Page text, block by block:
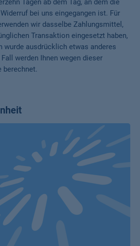
Tagen ab dem Tag, an dem die
bei uns eingegangen ist. Für
wir dasselbe Zahlungsmittel,
Transaktion eingesetzt haben,
wurde ausdrücklich etwas anderes
werden Ihnen wegen dieser
berechnet.